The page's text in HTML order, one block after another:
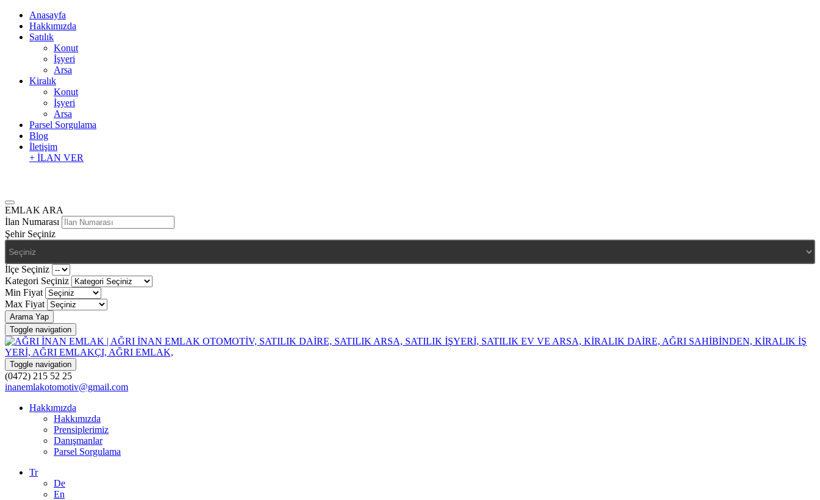
Anasayfa
Hakkımızda
Satılık
Konut
İşyeri
Arsa
Kiralık
Konut
İşyeri
Arsa
Parsel Sorgulama
Blog
İletişim
+ İLAN VER
EMLAK ARA
İlan Numarası
Şehir Seçiniz
İlçe Seçiniz
Kategori Seçiniz
Min Fiyat
Max Fiyat
Arama Yap
Toggle navigation
Toggle navigation
(0472) 215 52 25
inanemlakotomotiv@gmail.com
Hakkımızda
Hakkımızda
Prensiplerimiz
Danışmanlar
Parsel Sorgulama
Tr
De
En